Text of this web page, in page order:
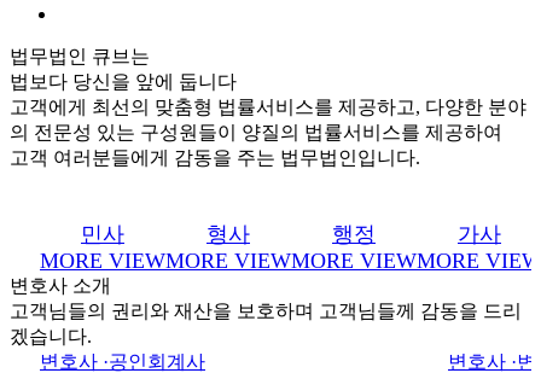
법무법인 큐브는
법보다 당신을 앞에 둡니다
고객에게 최선의 맞춤형 법률서비스를 제공하고, 다양한 분야
의 전문성 있는 구성원들이 양질의 법률서비스를 제공하여
고객 여러분들에게 감동을 주는 법무법인입니다.
민사
MORE VIEW
형사
MORE VIEW
행정
MORE VIEW
가사
MORE VIEW
변호사 소개
고객님들의 권리와 재산을 보호하며 고객님들께 감동을 드리
겠습니다.
변호사 ·공인회계사
변호사 ·